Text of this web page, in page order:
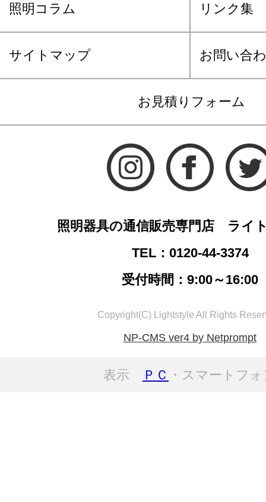
照明コラム リンク集
サイトマップ お問い合
お見積りフォーム
照明器具の通信販売専門店 ライ
TEL：0120-44-3374
受付時間：9:00～16:00
Copyright(C) Lightstyle All Rights
NP-CMS ver4 by Netprompt
表示 ＰＣ ・スマートフ